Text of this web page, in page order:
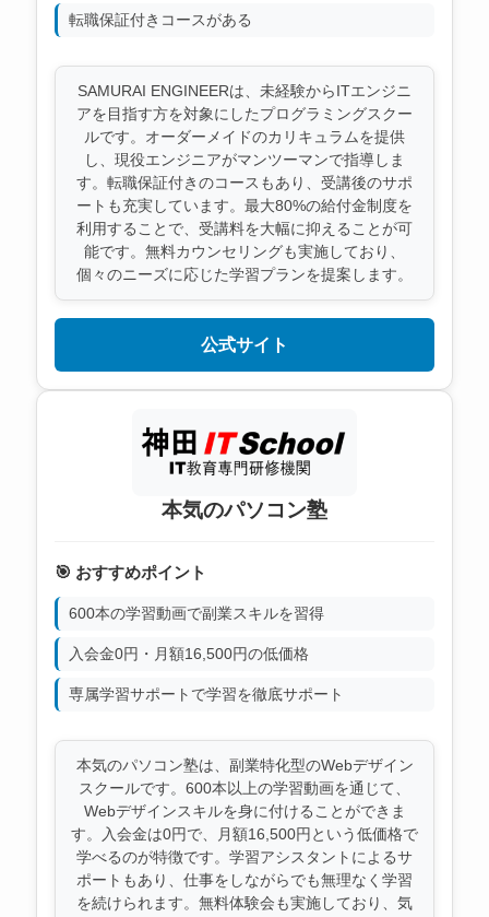
転職保証付きコースがある
SAMURAI ENGINEERは、未経験からITエンジニ
アを目指す方を対象にしたプログラミングスクー
ルです。オーダーメイドのカリキュラムを提供
し、現役エンジニアがマンツーマンで指導しま
す。転職保証付きのコースもあり、受講後のサポ
ートも充実しています。最大80%の給付金制度を
利用することで、受講料を大幅に抑えることが可
能です。無料カウンセリングも実施しており、
個々のニーズに応じた学習プランを提案します。
公式サイト
本気のパソコン塾
🎯 おすすめポイント
600本の学習動画で副業スキルを習得
入会金0円・月額16,500円の低価格
専属学習サポートで学習を徹底サポート
本気のパソコン塾は、副業特化型のWebデザイン
スクールです。600本以上の学習動画を通じて、
Webデザインスキルを身に付けることができま
す。入会金は0円で、月額16,500円という低価格で
学べるのが特徴です。学習アシスタントによるサ
ポートもあり、仕事をしながらでも無理なく学習
を続けられます。無料体験会も実施しており、気